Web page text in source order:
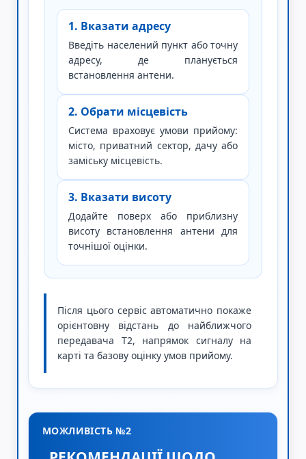
1. Вказати адресу
Введіть населений пункт або точну
адресу, де планується
встановлення антени.
2. Обрати місцевість
Система враховує умови прийому:
місто, приватний сектор, дачу або
заміську місцевість.
3. Вказати висоту
Додайте поверх або приблизну
висоту встановлення антени для
точнішої оцінки.
Після цього сервіс автоматично покаже
орієнтовну відстань до найближчого
передавача Т2, напрямок сигналу на
карті та базову оцінку умов прийому.
МОЖЛИВІСТЬ №2